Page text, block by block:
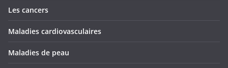
Les cancers
Maladies cardiovasculaires
Maladies de peau